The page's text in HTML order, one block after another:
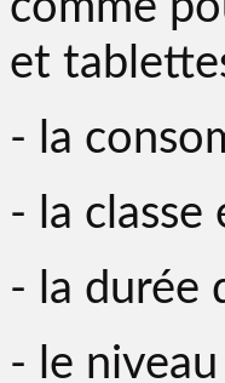
et
- la
- la classe
- la durée
- le